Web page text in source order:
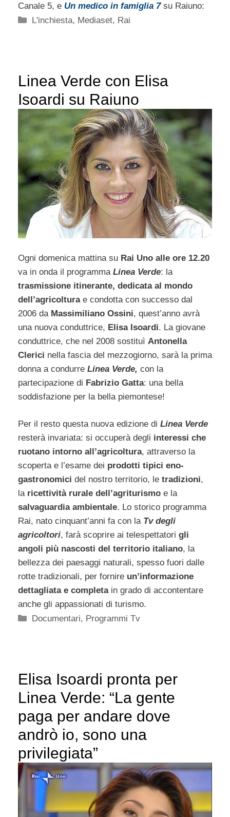
Canale 5, e Un medico in famiglia 7su Raiuno:
Categorie
L'inchiesta, Mediaset, Rai
Linea Verde con Elisa
Isoardi su Raiuno
Ogni domenica mattina su Rai Uno alle ore 12.20
va in onda il programma Linea Verde: la
trasmissione itinerante, dedicata al mondo
dell’agricolturae condotta con successo dal
2006 da Massimiliano Ossini, quest’anno avrà
una nuova conduttrice, Elisa Isoardi. La giovane
conduttrice, che nel 2008 sostituì Antonella
Clerici nella fascia del mezzogiorno, sarà la prima
donna a condurre Linea Verde, con la
partecipazione di Fabrizio Gatta: una bella
soddisfazione per la bella piemontese!
Per il resto questa nuova edizione di Linea Verde
resterà invariata: si occuperà degli interessi che
ruotano intorno all’agricoltura, attraverso la
scoperta e l’esame dei prodotti tipici eno-
gastronomici del nostro territorio, le tradizioni,
la ricettività rurale dell’agriturismo e la
salvaguardia ambientale. Lo storico programma
Rai, nato cinquant’anni fa con la Tv degli
agricoltori, farà scoprire ai telespettatori gli
angoli più nascosti del territorio italiano, la
bellezza dei paesaggi naturali, spesso fuori dalle
rotte tradizionali, per fornire un’informazione
dettagliata e completain grado di accontentare
anche gli appassionati di turismo.
Categorie
Documentari, Programmi Tv
Elisa Isoardi pronta per
Linea Verde: “La gente
paga per andare dove
andrò io, sono una
privilegiata”